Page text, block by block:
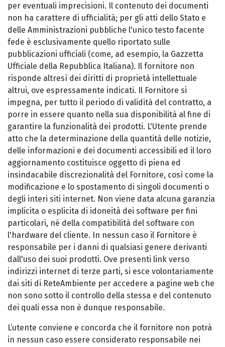
per eventuali imprecisioni. Il contenuto dei documenti
non ha carattere di ufficialità; per gli atti dello Stato e
delle Amministrazioni pubbliche l'unico testo facente
fede è esclusivamente quello riportato sulle
pubblicazioni ufficiali (come, ad esempio, la Gazzetta
Ufficiale della Repubblica Italiana). Il fornitore non
risponde altresì dei diritti di proprietà intellettuale
altrui, ove espressamente indicati. Il Fornitore si
impegna, per tutto il periodo di validità del contratto, a
porre in essere quanto nella sua disponibilità al fine di
garantire la funzionalità dei prodotti. L'Utente prende
atto che la determinazione della quantità delle notizie,
delle informazioni e dei documenti accessibili ed il loro
aggiornamento costituisce oggetto di piena ed
insindacabile discrezionalità del Fornitore, così come la
modificazione e lo spostamento di singoli documenti o
degli interi siti internet. Non viene data alcuna garanzia
implicita o esplicita di idoneità dei software per fini
particolari, né della compatibilità del software con
l'hardware del cliente. In nessun caso il Fornitore è
responsabile per i danni di qualsiasi genere derivanti
dall'uso dei suoi prodotti. Ove presenti link verso
indirizzi internet di terze parti, si esce volontariamente
dai siti di ReteAmbiente per accedere a pagine web che
non sono sotto il controllo della stessa e del contenuto
dei quali essa non è dunque responsabile.
L’utente conviene e concorda che il fornitore non potrà
in nessun caso essere considerato responsabile nei